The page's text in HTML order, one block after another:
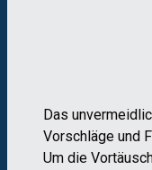
Das
Vorschläge und
Um die